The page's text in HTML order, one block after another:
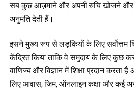
सब कुछ आज़माने और अपनी रुचि खोजने और
अनुमति देती हैं।
इसने मुख्य रूप से लड़कियों के लिए सर्वोत्तम
केंद्रित किया ताकि वे समुदाय के लिए कुछ
वाणिज्य और विज्ञान में शिक्षा प्रदान करता
लिए आवास, जिम, ऑनलाइन कक्षा और कई